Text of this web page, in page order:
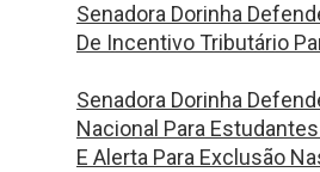
Senadora Dorinha
De Incentivo Tributário
Senadora Dorinha
Nacional Para
E Alerta Para Exclusão